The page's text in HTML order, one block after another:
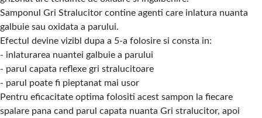
Samponul Gri Stralucitor contine agenti care inlatura nuanta
galbuie sau oxidata a parului.
Efectul devine vizibl dupa a 5-a folosire si consta in:
- inlaturarea nuantei galbuie a parului
- parul capata reflexe gri stralucitoare
- parul poate fi pieptanat mai usor
Pentru eficacitate optima folositi acest sampon la fiecare
spalare pana cand parul capata nuanta Gri stralucitor, apoi